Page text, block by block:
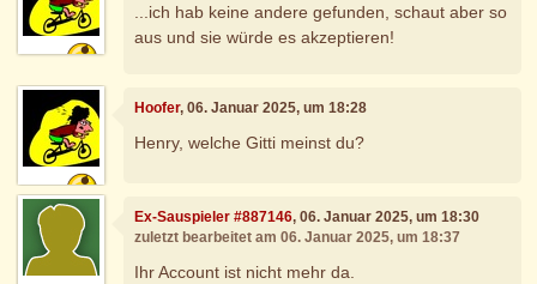
...ich hab keine andere gefunden, schaut aber so
aus und sie würde es akzeptieren!
Hoofer, 06. Januar 2025, um 18:28
Henry, welche Gitti meinst du?
Ex-Sauspieler #887146, 06. Januar 2025, um 18:30
zuletzt bearbeitet am 06. Januar 2025, um 18:37
Ihr Account ist nicht mehr da.